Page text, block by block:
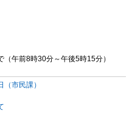
午前8時30分～午後5時15分）
市民課）